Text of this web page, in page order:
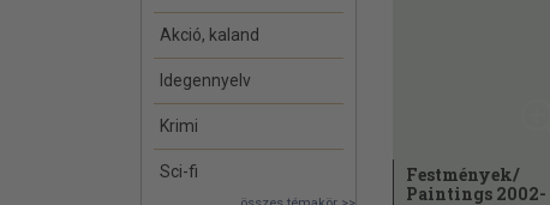
Akció, kaland
Idegennyelv
Krimi
Sci-fi
Festmények/
Paintings 2002-